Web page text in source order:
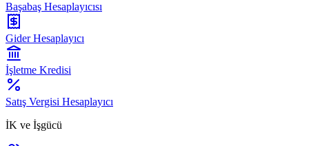
Başabaş Hesaplayıcısı
Gider Hesaplayıcı
İşletme Kredisi
Satış Vergisi Hesaplayıcı
İK ve İşgücü